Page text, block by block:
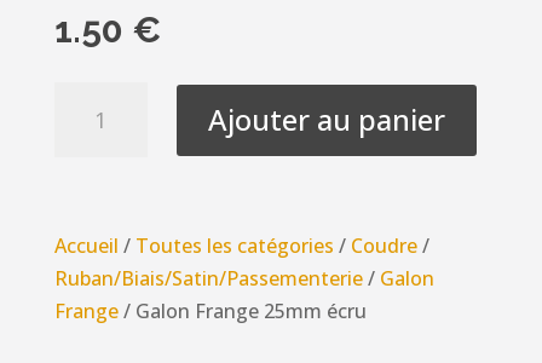
1.50 €
écru
Ajouter au panier
Accueil / Toutes les catégories / Coudre/
Ruban/Biais/Satin/Passementerie/ Galon
Frange/ Galon Frange 25mm écru